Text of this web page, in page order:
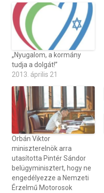
„Nyugalom, a kormány
tudja a dolgát!”
2013. április 21
Orbán Viktor
miniszterelnök arra
utasította Pintér Sándor
belügyminisztert, hogy ne
engedélyezze a Nemzeti
Érzelmű Motorosok